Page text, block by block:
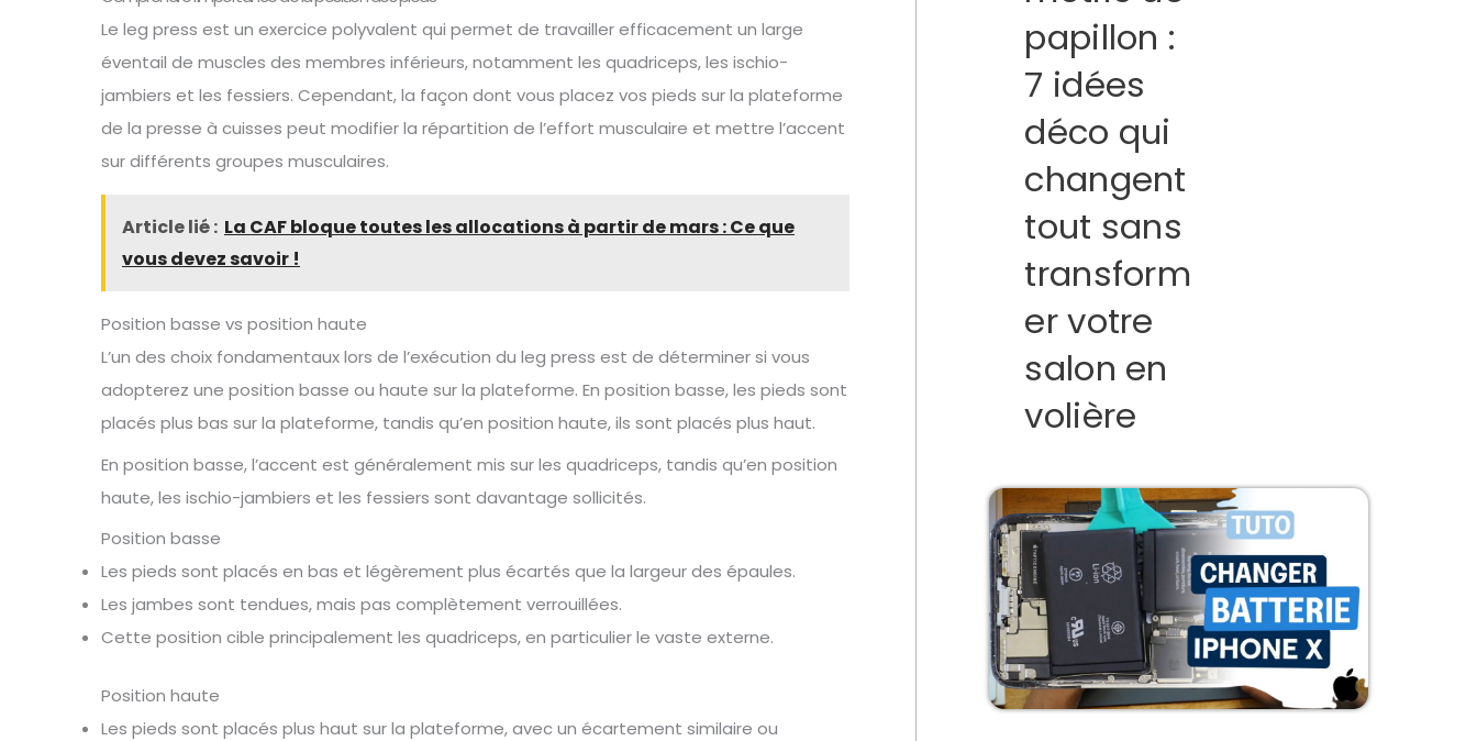
Le leg press est un exercice polyvalent qui permet de travailler efficacement un large
éventail de muscles des membres inférieurs, notamment les quadriceps, les ischio-
jambiers et les fessiers. Cependant, la façon dont vous placez vos pieds sur la plateforme
de la presse à cuisses peut modifier la répartition de l’effort musculaire et mettre l’accent
sur différents groupes musculaires.
Article lié : La CAF bloque toutes les allocations à partir de mars : Ce que
vous devez savoir !
Position basse vs position haute
L’un des choix fondamentaux lors de l’exécution du leg press est de déterminer si vous
adopterez une position basse ou haute sur la plateforme. En position basse, les pieds sont
placés plus bas sur la plateforme, tandis qu’en position haute, ils sont placés plus haut.
En position basse, l’accent est généralement mis sur les quadriceps, tandis qu’en position
haute, les ischio-jambiers et les fessiers sont davantage sollicités.
Position basse
Les pieds sont placés en bas et légèrement plus écartés que la largeur des épaules.
Les jambes sont tendues, mais pas complètement verrouillées.
Cette position cible principalement les quadriceps, en particulier le vaste externe.
Position haute
Les pieds sont placés plus haut sur la plateforme, avec un écartement similaire ou
papillon :
7 idées
déco qui
changent
tout sans
transform
er votre
salon en
volière